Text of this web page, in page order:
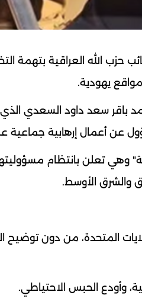
حزب الله العراقية بتهمة
يهودية.
باقر سعد داود السعدي
عن أعمال إرهابية جماعية
وهي تعلن بانتظام
والشرق الأوسط.
المتحدة، من دون توضيح
وأودع الحبس الاحتياطي.